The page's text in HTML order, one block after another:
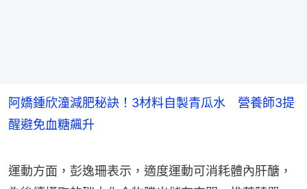
阿嬌鍾欣潼減肥秘訣！3材料自製青瓜水 營養師3提
醒避免血糖飆升
運動方面，彭逸珊表示，適度運動可消耗體內肝醣，